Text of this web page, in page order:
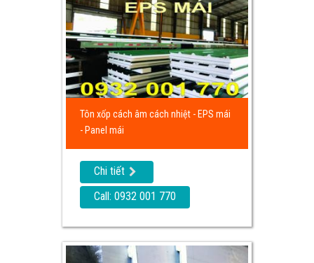
Tôn xốp cách âm cách nhiệt - EPS mái
- Panel mái
Chi tiết
Call: 0932 001 770